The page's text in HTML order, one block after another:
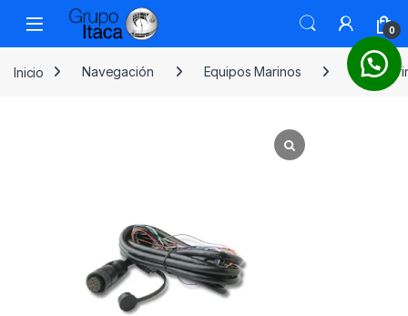
0
Inicio Navegación Equipos Marinos GPS